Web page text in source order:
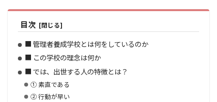
目次
■ 管理者養成学校とは何をしているのか
■ この学校の理念は何か
■ では、出世する人の特徴とは？
① 素直である
② 行動が早い